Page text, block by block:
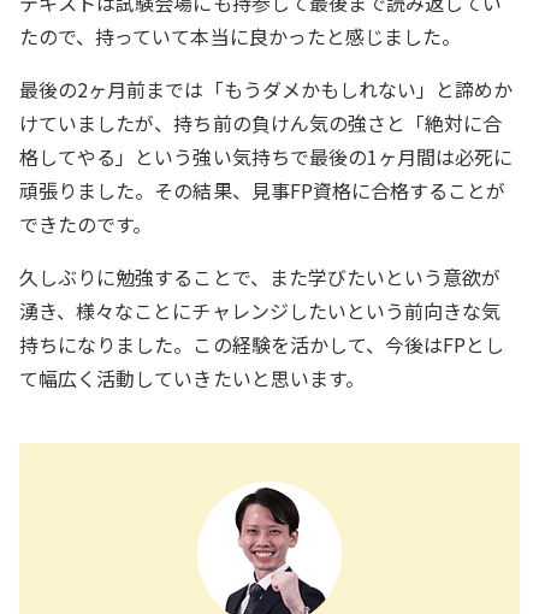
たので、持っていて本当に良かったと感じました。
最後の2ヶ月前までは「もうダメかもしれない」と諦めか
けていましたが、持ち前の負けん気の強さと「絶対に合
格してやる」という強い気持ちで最後の1ヶ月間は必死に
頑張りました。その結果、見事FP資格に合格することが
できたのです。
久しぶりに勉強することで、また学びたいという意欲が
湧き、様々なことにチャレンジしたいという前向きな気
持ちになりました。この経験を活かして、今後はFPとし
て幅広く活動していきたいと思います。